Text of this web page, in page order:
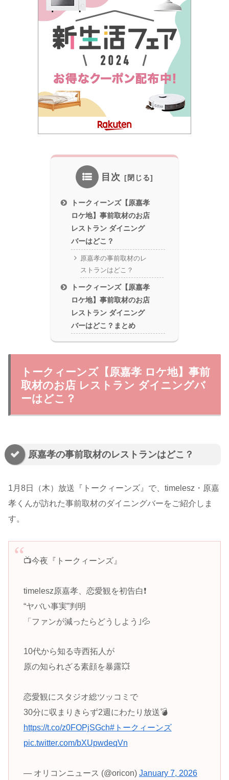
目次
トークィーンズ【原嘉孝
ロケ地】事前取材のお店
レストラン ダイニング
バーはどこ？
原嘉孝の事前取材のレ
ストランはどこ？
トークィーンズ【原嘉孝
ロケ地】事前取材のお店
レストラン ダイニング
バーはどこ？まとめ
トークィーンズ【原嘉孝 ロケ地】事前
取材のお店 レストラン ダイニングバ
ーはどこ？
原嘉孝の事前取材のレストランはどこ？
1月8日（木）放送『トークィーンズ』で、timelesz・原嘉
孝くんが訪れた事前取材のダイニングバーをご紹介しま
す。
📺今夜『トークィーンズ』
timelesz原嘉孝、恋愛観を初告白❗️
“ヤバい事実”判明
「ファンが減ったらどうしよう｣💦
10代から知る寺西拓人が
原の知られざる素顔を暴露💥
恋愛観にスタジオ総ツッコミで
30分に収まりきらず2週にわたり放送💣️
https://t.co/z0FOPjSGch#トークィーンズ
pic.twitter.com/bXUpwdeqVn
— オリコンニュース (@oricon) January 7, 2026